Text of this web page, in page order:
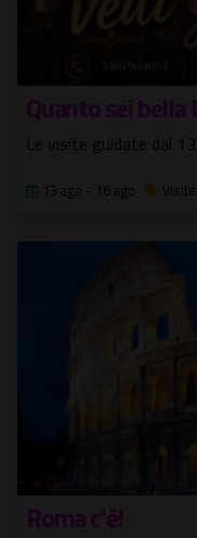
Quanto sei bella
Le visite guidate dal
13 ago - 16 ago
Roma c'è!